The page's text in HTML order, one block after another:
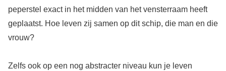
peperstel exact in het midden van het vensterraam heeft
geplaatst. Hoe leven zij samen op dit schip, die man en die
vrouw?
Zelfs ook op een nog abstracter niveau kun je leven